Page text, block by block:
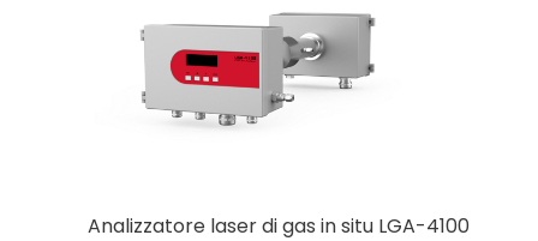
Analizzatore laser di gas in situ LGA-4100